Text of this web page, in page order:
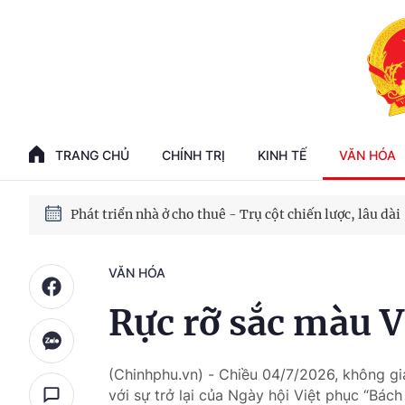
TRANG CHỦ CHÍNH TRỊ KINH TẾ VĂN HÓA
Phát triển kinh tế nhà nước trong kỷ nguyên mới
Phát triển nhà ở cho thuê - Trụ cột chiến lược, lâu dài
VĂN HÓA
Rực rỡ sắc màu
(Chinhphu.vn) - Chiều 04/7/2026, không
với sự trở lại của Ngày hội Việt phục